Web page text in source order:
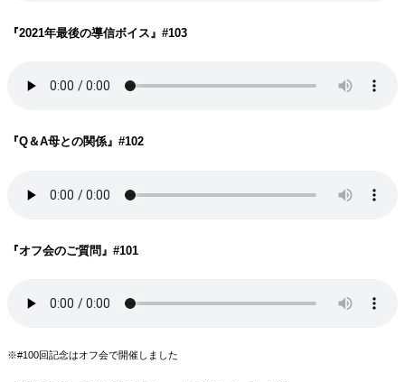
『2021年最後の導信ボイス』#103
『Q＆A母との関係』#102
『オフ会のご質問 』#101
※#100回記念はオフ会で開催しました